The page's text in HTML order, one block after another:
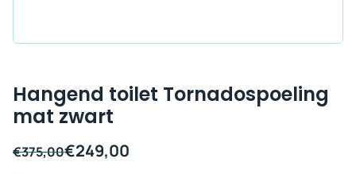
Hangend toilet Tornadospoeling
mat zwart
€375,00
Oorspronkelijke
€249,00
Huidige